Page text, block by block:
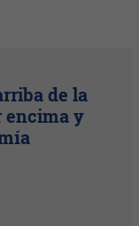
de la
encima y